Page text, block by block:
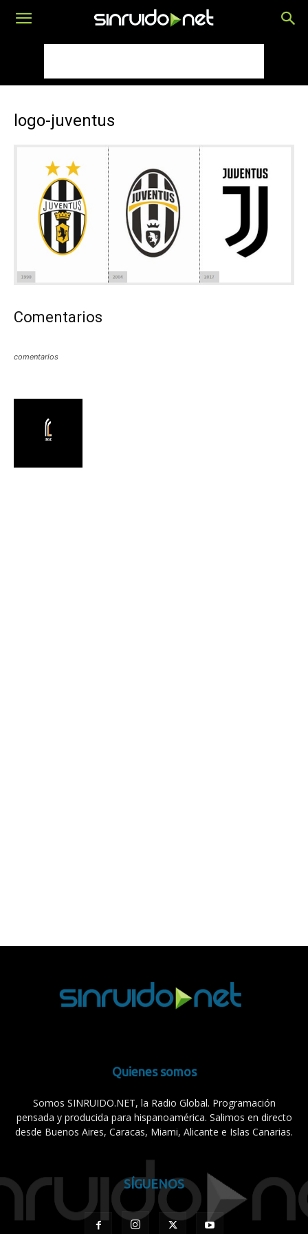
logo-juventus
Comentarios
comentarios
Quienes somos
Somos SINRUIDO.NET, la Radio Global. Programación
pensada y producida para hispanoamérica. Salimos en directo
desde Buenos Aires, Caracas, Miami, Alicante e Islas Canarias.
SÍGUENOS